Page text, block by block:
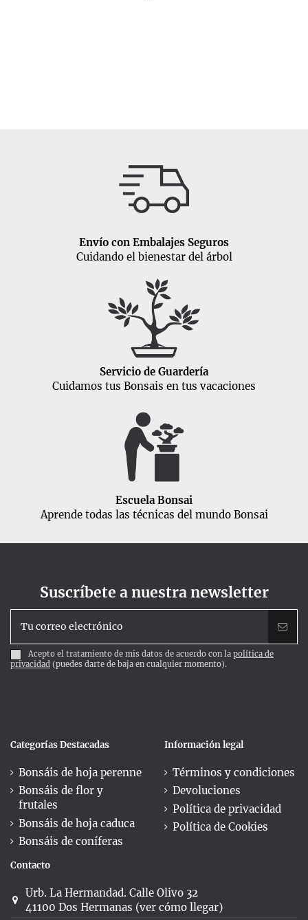
Envío con Embalajes Seguros
Cuidando el bienestar del árbol
Servicio de Guardería
Cuidamos tus Bonsais en tus vacaciones
Escuela Bonsai
Aprende todas las técnicas del mundo Bonsai
Suscríbete a nuestra newsletter
Acepto el tratamiento de mis datos de acuerdo con la política de
privacidad (puedes darte de baja en cualquier momento).
Categorías Destacadas
Bonsáis de hoja perenne
Bonsáis de flor y
frutales
Bonsáis de hoja caduca
Bonsáis de coníferas
Información legal
Términos y condiciones
Devoluciones
Política de privacidad
Política de Cookies
Contacto
Urb. La Hermandad. Calle Olivo 32
41100 Dos Hermanas (ver cómo llegar)